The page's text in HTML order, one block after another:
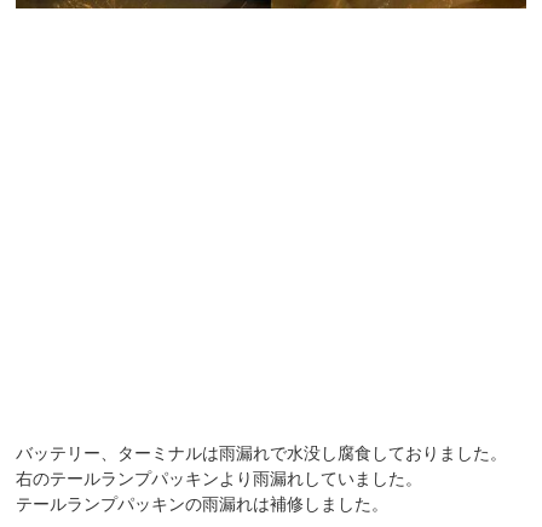
バッテリー、ターミナルは雨漏れで水没し腐食しておりました。
右のテールランプパッキンより雨漏れしていました。
テールランプパッキンの雨漏れは補修しました。